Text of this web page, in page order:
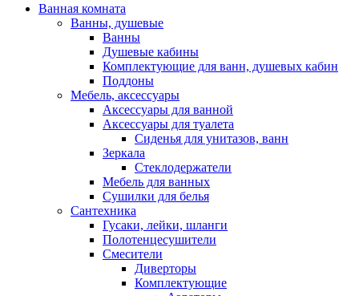
Ванная комната
Ванны, душевые
Ванны
Душевые кабины
Комплектующие для ванн, душевых кабин
Поддоны
Мебель, аксессуары
Аксессуары для ванной
Аксессуары для туалета
Сиденья для унитазов, ванн
Зеркала
Стеклодержатели
Мебель для ванных
Сушилки для белья
Сантехника
Гусаки, лейки, шланги
Полотенцесушители
Смесители
Диверторы
Комплектующие